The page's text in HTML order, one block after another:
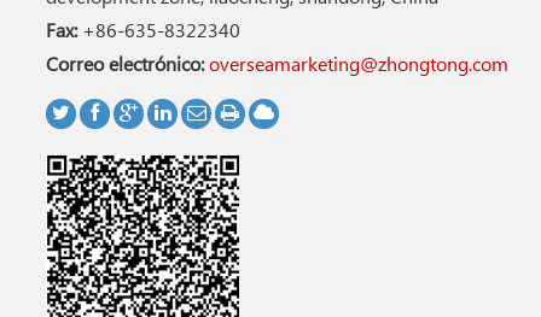
Fax:+86-635-8322340
Correo electrónico:overseamarketing@zhongtong.com